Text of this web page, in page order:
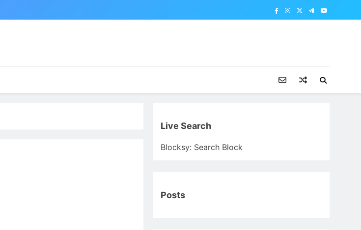
Live Search
Blocksy: Search Block
Posts